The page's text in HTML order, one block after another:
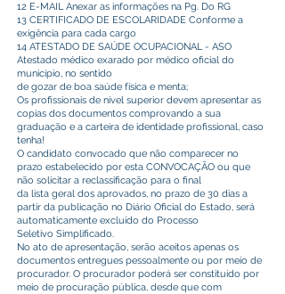
12 E-MAIL Anexar as informações na Pg. Do RG
13 CERTIFICADO DE ESCOLARIDADE Conforme a
exigência para cada cargo
14 ATESTADO DE SAÚDE OCUPACIONAL - ASO
Atestado médico exarado por médico oficial do
município, no sentido
de gozar de boa saúde física e menta;
Os profissionais de nível superior devem apresentar as
copias dos documentos comprovando a sua
graduação e a carteira de identidade profissional, caso
tenha!
O candidato convocado que não comparecer no
prazo estabelecido por esta CONVOCAÇÃO ou que
não solicitar a reclassificação para o final
da lista geral dos aprovados, no prazo de 30 dias a
partir da publicação no Diário Oficial do Estado, será
automaticamente excluído do Processo
Seletivo Simplificado.
No ato de apresentação, serão aceitos apenas os
documentos entregues pessoalmente ou por meio de
procurador. O procurador poderá ser constituído por
meio de procuração pública, desde que com